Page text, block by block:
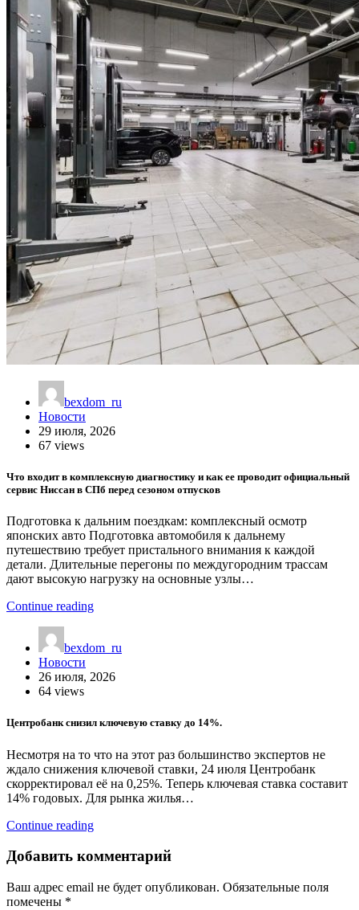
bexdom_ru
Новости
29 июля, 2026
67 views
Что входит в комплексную диагностику и как ее проводит официальный
сервис Ниссан в СПб перед сезоном отпусков
Подготовка к дальним поездкам: комплексный осмотр
японских авто Подготовка автомобиля к дальнему
путешествию требует пристального внимания к каждой
детали. Длительные перегоны по междугородним трассам
дают высокую нагрузку на основные узлы…
Continue reading
bexdom_ru
Новости
26 июля, 2026
64 views
Центробанк снизил ключевую ставку до 14%.
Несмотря на то что на этот раз большинство экспертов не
ждало снижения ключевой ставки, 24 июля Центробанк
скорректировал её на 0,25%. Теперь ключевая ставка составит
14% годовых. Для рынка жилья…
Continue reading
Добавить комментарий
Ваш адрес email не будет опубликован. Обязательные поля
помечены *